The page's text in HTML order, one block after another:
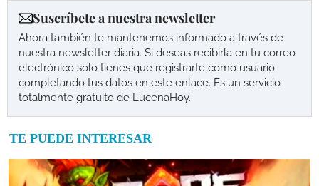
Suscríbete a nuestra newsletter
Ahora también te mantenemos informado a través de
nuestra newsletter diaria. Si deseas recibirla en tu correo
electrónico solo tienes que registrarte como usuario
completando tus datos en este enlace. Es un servicio
totalmente gratuito de LucenaHoy.
TE PUEDE INTERESAR